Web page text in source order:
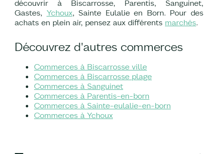
découvrir à Biscarrosse, Parentis, Sanguinet,
Gastes, Ychoux, Sainte Eulalie en Born. Pour des
achats en plein air, pensez aux différents marchés.
Découvrez d'autres commerces
Commerces à Biscarrosse ville
Commerces à Biscarrosse plage
Commerces à Sanguinet
Commerces à Parentis-en-born
Commerces à Sainte-eulalie-en-born
Commerces à Ychoux